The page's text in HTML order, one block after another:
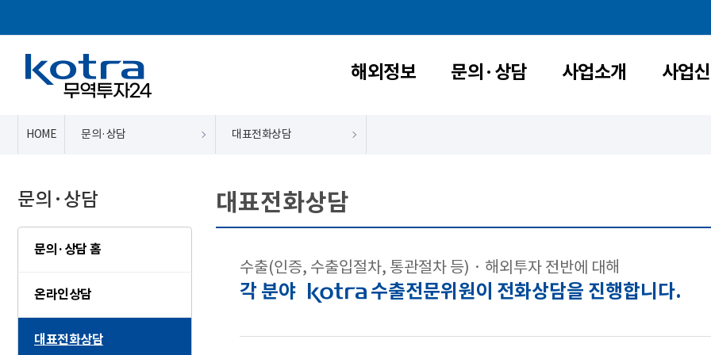
해외정보 문의·상담 사업소개 사업
문의·상담
문의·상담 홈
온라인상담
대표전화상담
HOME 문의·상담 대표전화상담
대표전화상담
수출(인증, 수출입절차, 통관절차 등) · 해외투자 전반에 대해
각 분야 수출전문위원이 전화상담을 진행합니다.